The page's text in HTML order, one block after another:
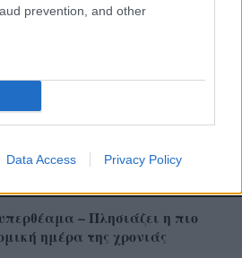
prevention, and other
Data Access Privacy Policy
– Πλησιάζει η πιο
ημέρα της χρονιάς